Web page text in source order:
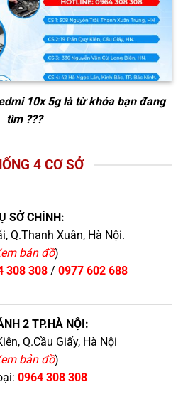
10x 5glà từ khóa bạn đang
tìm ???
4 CƠ SỞ
SỞ CHÍNH:
Q.Thanh Xuân, Hà Nội.
bản đồ)
308 308/ 0977 602 688
2 TP.HÀ NỘI:
Q.Cầu Giấy, Hà Nội
bản đồ)
0964 308 308